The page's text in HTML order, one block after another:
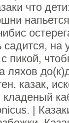
что
на
с пикой,
ляхов
казак,
|